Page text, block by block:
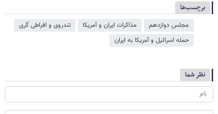
برچسب‌ها
مجلس دوازدهم مذاکرات ایران و آمریکا
تندروی و افراطی گری
حمله اسرائیل و آمریکا به ایران
نظر شما